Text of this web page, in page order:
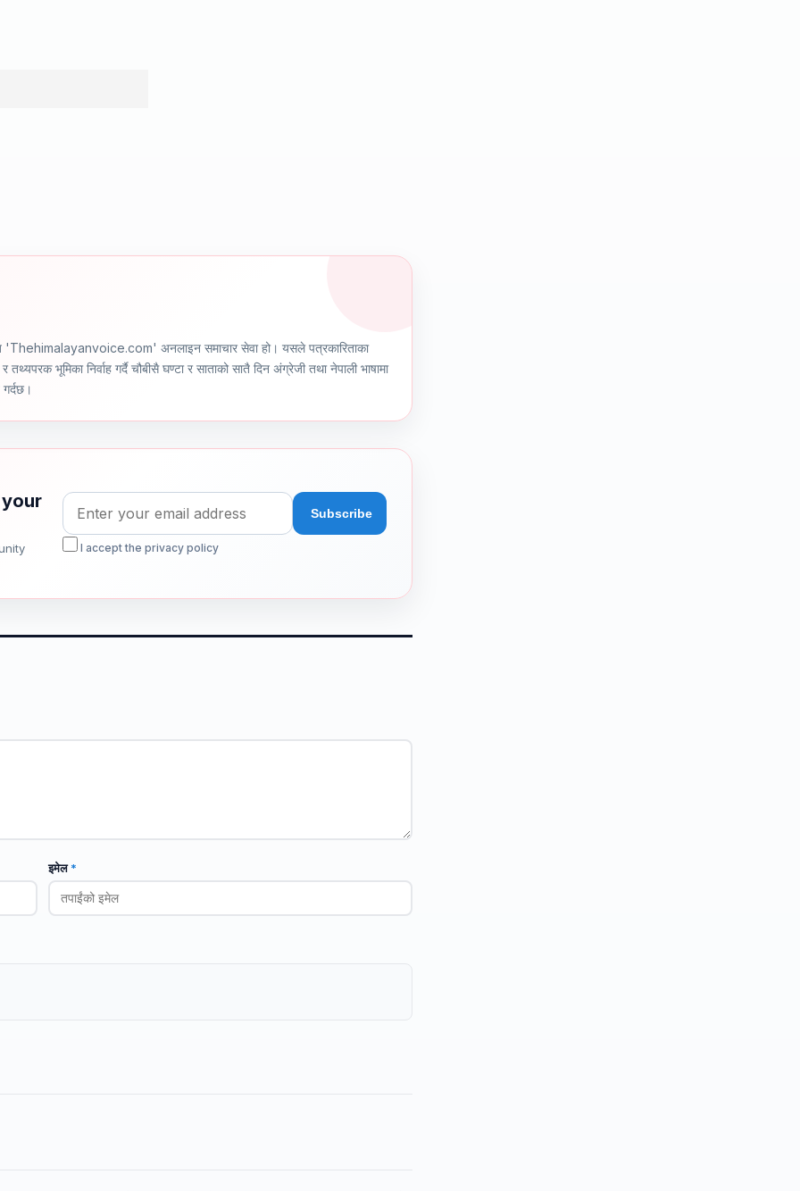
'Thehimalayanvoice.com' अनलाइन समाचार सेवा हो। यसले पत्रकारिताका
भूमिका निर्वाह गर्दै चौबीसै घण्टा र साताको सातै दिन अंग्रेजी तथा नेपाली भाषामा
I accept the privacy policy
इमेल*